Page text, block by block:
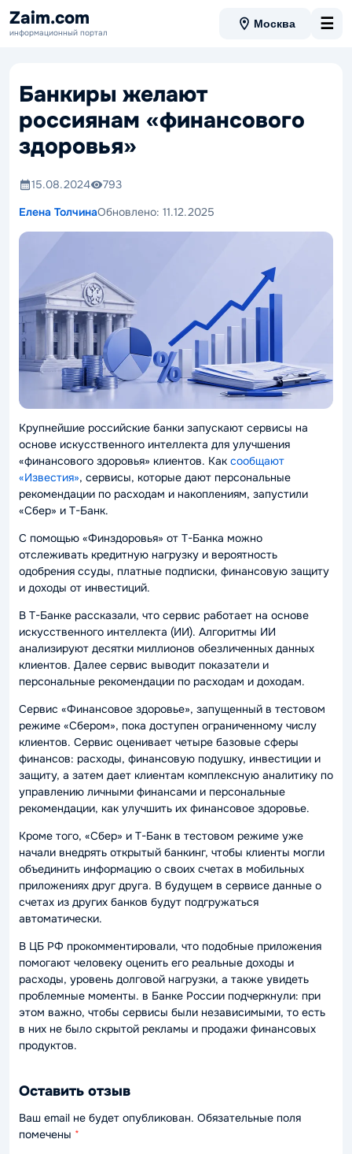
Zaim.com
информационный портал
Москва ☰
Банкиры желают
россиянам «финансового
здоровья»
15.08.2024
793
Елена ТолчинаОбновлено: 11.12.2025
Крупнейшие российские банки запускают сервисы на
основе искусственного интеллекта для улучшения
«финансового здоровья» клиентов. Как сообщают
«Известия», сервисы, которые дают персональные
рекомендации по расходам и накоплениям, запустили
«Сбер» и Т-Банк.
С помощью «Финздоровья» от Т-Банка можно
отслеживать кредитную нагрузку и вероятность
одобрения ссуды, платные подписки, финансовую защиту
и доходы от инвестиций.
В Т-Банке рассказали, что сервис работает на основе
искусственного интеллекта (ИИ). Алгоритмы ИИ
анализируют десятки миллионов обезличенных данных
клиентов. Далее сервис выводит показатели и
персональные рекомендации по расходам и доходам.
Сервис «Финансовое здоровье», запущенный в тестовом
режиме «Сбером», пока доступен ограниченному числу
клиентов. Сервис оценивает четыре базовые сферы
финансов: расходы, финансовую подушку, инвестиции и
защиту, а затем дает клиентам комплексную аналитику по
управлению личными финансами и персональные
рекомендации, как улучшить их финансовое здоровье.
Кроме того, «Сбер» и Т-Банк в тестовом режиме уже
начали внедрять открытый банкинг, чтобы клиенты могли
объединить информацию о своих счетах в мобильных
приложениях друг друга. В будущем в сервисе данные о
счетах из других банков будут подгружаться
автоматически.
В ЦБ РФ прокомментировали, что подобные приложения
помогают человеку оценить его реальные доходы и
расходы, уровень долговой нагрузки, а также увидеть
проблемные моменты. в Банке России подчеркнули: при
этом важно, чтобы сервисы были независимыми, то есть
в них не было скрытой рекламы и продажи финансовых
продуктов.
Оставить отзыв
Ваш email не будет опубликован. Обязательные поля
помечены *